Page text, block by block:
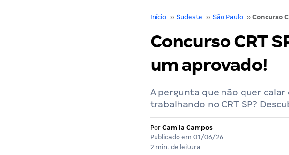
Início ›› Sudeste ›› São Paulo ››
Concurso CRT
um aprovado!
A pergunta que não quer
trabalhando no CRT SP?
Por Camila Campos
Publicado em 01/06/26
2 min. de leitura